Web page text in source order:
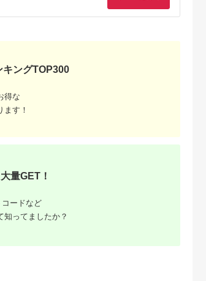
【12,000円分】
34,000円 寄付金額:10,000
キングTOP300
得な
す！
量GET！
ードなど
知ってましたか？